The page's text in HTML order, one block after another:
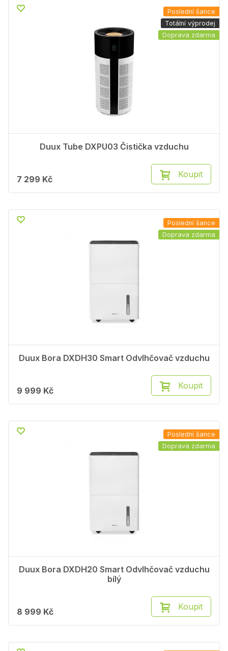
Duux Tube DXPU03 Čistička vzduchu
7 299 Kč Koupit
Poslední šance
Totální výprodej
Doprava zdarma
Duux Bora DXDH30 Smart Odvlhčovač vzduchu
9 999 Kč Koupit
Poslední šance
Doprava zdarma
Duux Bora DXDH20 Smart Odvlhčovač vzduchu
bílý
8 999 Kč Koupit
Poslední šance
Doprava zdarma